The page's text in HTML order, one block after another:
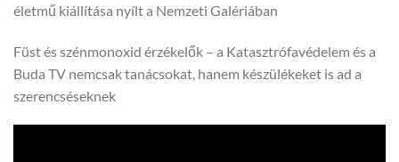
életmű kiállítása nyílt a Nemzeti Galériában
Füst és szénmonoxid érzékelők – a Katasztrófavédelem és a
Buda TV nemcsak tanácsokat, hanem készülékeket is ad a
szerencséseknek